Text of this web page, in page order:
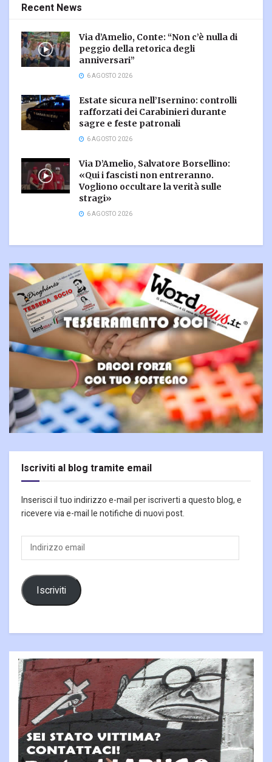
Recent News
Via d’Amelio, Conte: “Non c’è nulla di
peggio della retorica degli
anniversari”
6 AGOSTO 2026
Estate sicura nell’Isernino: controlli
rafforzati dei Carabinieri durante
sagre e feste patronali
6 AGOSTO 2026
Via D’Amelio, Salvatore Borsellino:
«Qui i fascisti non entreranno.
Vogliono occultare la verità sulle
stragi»
6 AGOSTO 2026
Iscriviti al blog tramite email
Inserisci il tuo indirizzo e-mail per iscriverti a questo blog, e
ricevere via e-mail le notifiche di nuovi post.
Indirizzo
email
Iscriviti